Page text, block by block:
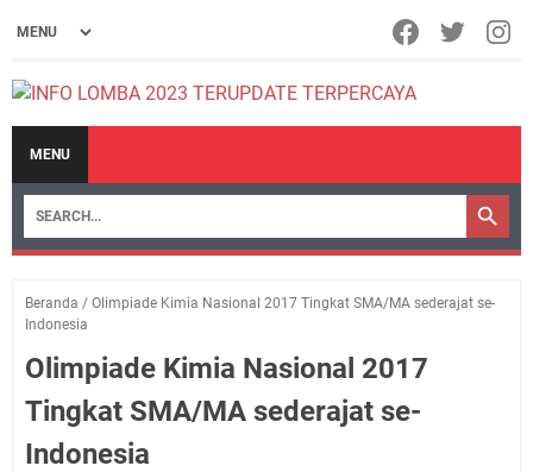
MENU
Beranda / Olimpiade Kimia Nasional 2017 Tingkat SMA/MA sederajat se-
Indonesia
Olimpiade Kimia Nasional 2017
Tingkat SMA/MA sederajat se-
Indonesia